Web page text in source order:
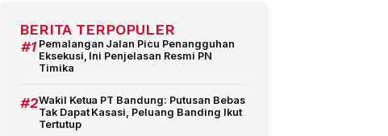
BERITA TERPOPULER
#1 Pemalangan Jalan Picu Penangguhan
Eksekusi, Ini Penjelasan Resmi PN
Timika
#2Wakil Ketua PT Bandung: Putusan Bebas
Tak Dapat Kasasi, Peluang Banding Ikut
Tertutup